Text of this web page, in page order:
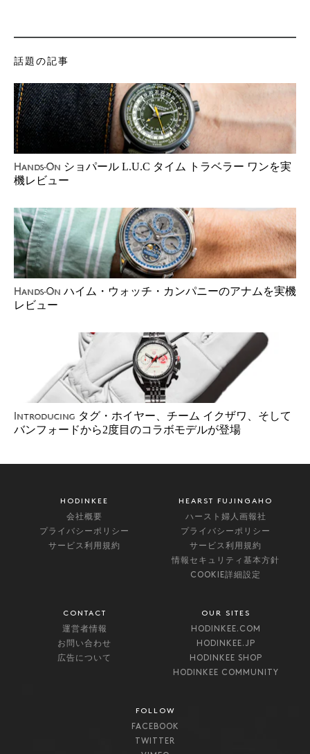
話題の記事
Hands-On ショパール L.U.C タイム トラベラー ワンを実
機レビュー
Hands-On ハイム・ウォッチ・カンパニーのアナムを実機
レビュー
Introducing タグ・ホイヤー、チーム イクザワ、そして
バンフォードから2度目のコラボモデルが登場
HODINKEE
会社概要
プライバシーポリシー
サービス利用規約
HEARST FUJINGAHO
ハースト婦人画報社
プライバシーポリシー
サービス利用規約
情報セキュリティ基本方針
COOKIE詳細設定
CONTACT
運営者情報
お問い合わせ
広告について
OUR SITES
HODINKEE.COM
HODINKEE.JP
HODINKEE SHOP
HODINKEE COMMUNITY
FOLLOW
FACEBOOK
TWITTER